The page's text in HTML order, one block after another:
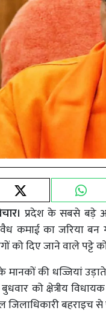
प्रदेश के सबसे बड़े
कमाई का जरिया
को दिए जाने वाले पट्टे
मानकों की धज्जियां
को क्षेत्रीय
जिलाधिकारी बहराइच से